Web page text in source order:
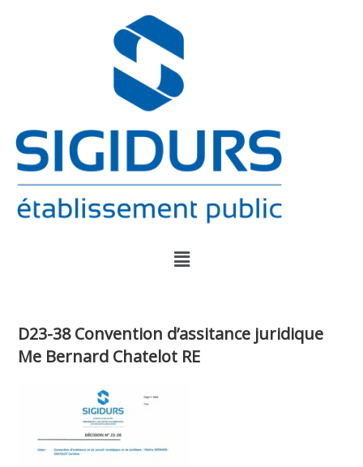
D23-38 Convention d’assitance juridique
Me Bernard Chatelot RE